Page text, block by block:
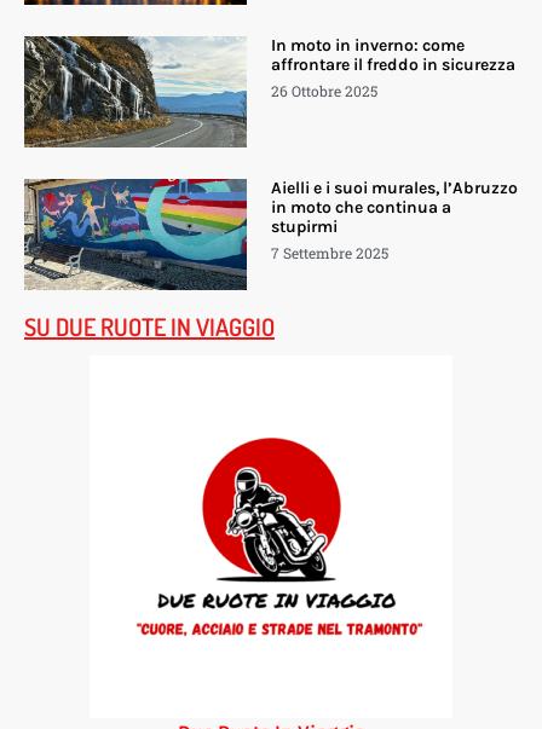
In moto in inverno: come
affrontare il freddo in sicurezza
26 Ottobre 2025
Aielli e i suoi murales, l’Abruzzo
in moto che continua a
stupirmi
7 Settembre 2025
SU DUE RUOTE IN VIAGGIO